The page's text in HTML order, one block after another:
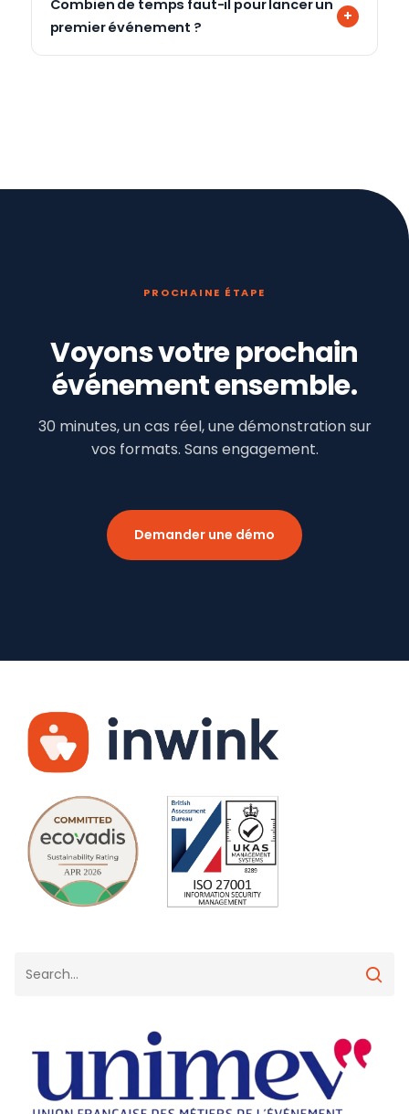
Combien de temps faut-il pour lancer un
premier événement ?
PROCHAINE ÉTAPE
Voyons votre prochain
événement ensemble.
30 minutes, un cas réel, une démonstration sur
vos formats. Sans engagement.
Demander une démo